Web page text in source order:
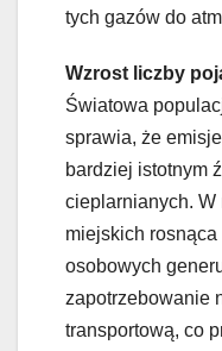
tych gazów do
Wzrost liczby
Światowa
sprawia, że
bardziej istotnym
cieplarnianych. W
miejskich
osobowych
zapotrzebowanie
transportową, co